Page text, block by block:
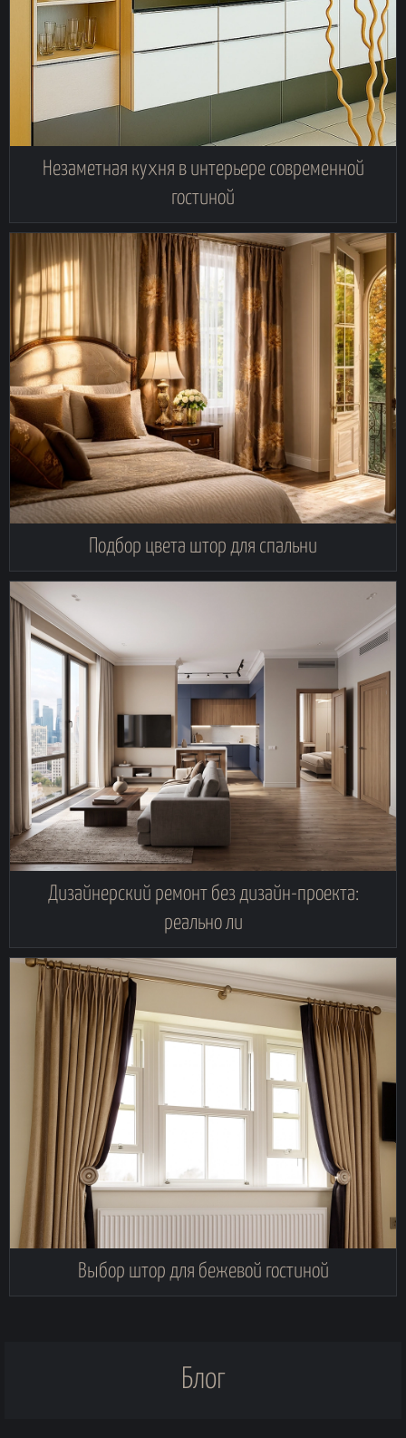
Незаметная кухня в интерьере современной
гостиной
Подбор цвета штор для спальни
Дизайнерский ремонт без дизайн-проекта:
реально ли
Выбор штор для бежевой гостиной
Блог